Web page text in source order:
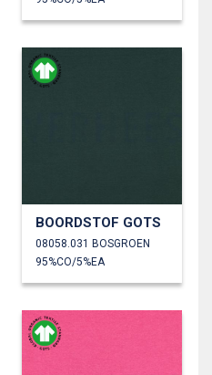
BOORDSTOF GOTS
08058.031 BOSGROEN
95%CO/5%EA